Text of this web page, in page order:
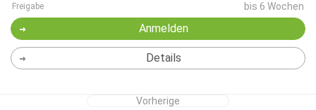
Freigabe bis 6 Wochen
Anmelden
Details
Vorherige